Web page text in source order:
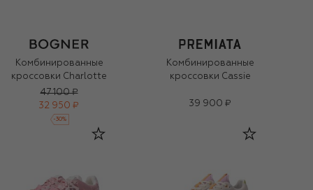
Комбинированные
кроссовки Charlotte
47 100 ₽
32 950 ₽
-30%
Комбинированные
кроссовки Cassie
39 900 ₽